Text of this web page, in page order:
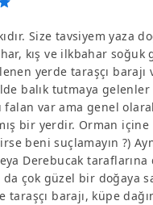
Size tavsiyem yaza
kış ve ilkbahar soğuk
yerde taraşçı barajı
balık tutmaya gelenler
var ama genel
bir yerdir. Orman
beni suçlamayın ?)
Derebucak taraflarına
çok güzel bir doğaya
taraşçı barajı, küpe